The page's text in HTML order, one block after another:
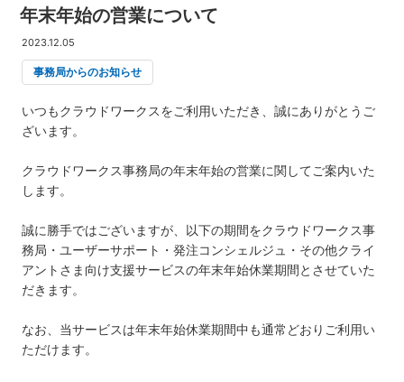
年末年始の営業について
2023.12.05
事務局からのお知らせ
いつもクラウドワークスをご利用いただき、誠にありがとうご
ざいます。
クラウドワークス事務局の年末年始の営業に関してご案内いた
します。
誠に勝手ではございますが、以下の期間をクラウドワークス事
務局・ユーザーサポート・発注コンシェルジュ・その他クライ
アントさま向け支援サービスの年末年始休業期間とさせていた
だきます。
なお、当サービスは年末年始休業期間中も通常どおりご利用い
ただけます。